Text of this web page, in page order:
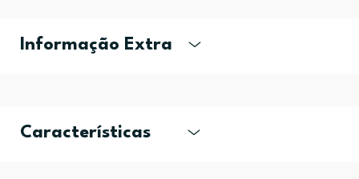
Informação Extra
Características